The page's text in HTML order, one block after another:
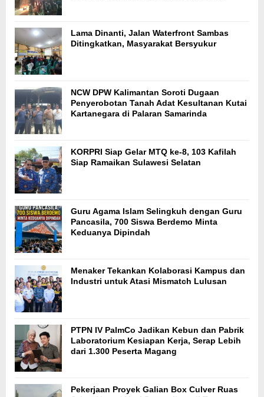
Lama Dinanti, Jalan Waterfront Sambas
Ditingkatkan, Masyarakat Bersyukur
NCW DPW Kalimantan Soroti Dugaan
Penyerobotan Tanah Adat Kesultanan Kutai
Kartanegara di Palaran Samarinda
KORPRI Siap Gelar MTQ ke-8, 103 Kafilah
Siap Ramaikan Sulawesi Selatan
Guru Agama Islam Selingkuh dengan Guru
Pancasila, 700 Siswa Berdemo Minta
Keduanya Dipindah
Menaker Tekankan Kolaborasi Kampus dan
Industri untuk Atasi Mismatch Lulusan
PTPN IV PalmCo Jadikan Kebun dan Pabrik
Laboratorium Kesiapan Kerja, Serap Lebih
dari 1.300 Peserta Magang
Pekerjaan Proyek Galian Box Culver Ruas